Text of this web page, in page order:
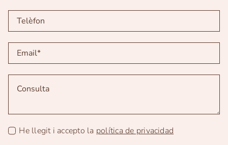
He llegit i accepto la política de privacidad